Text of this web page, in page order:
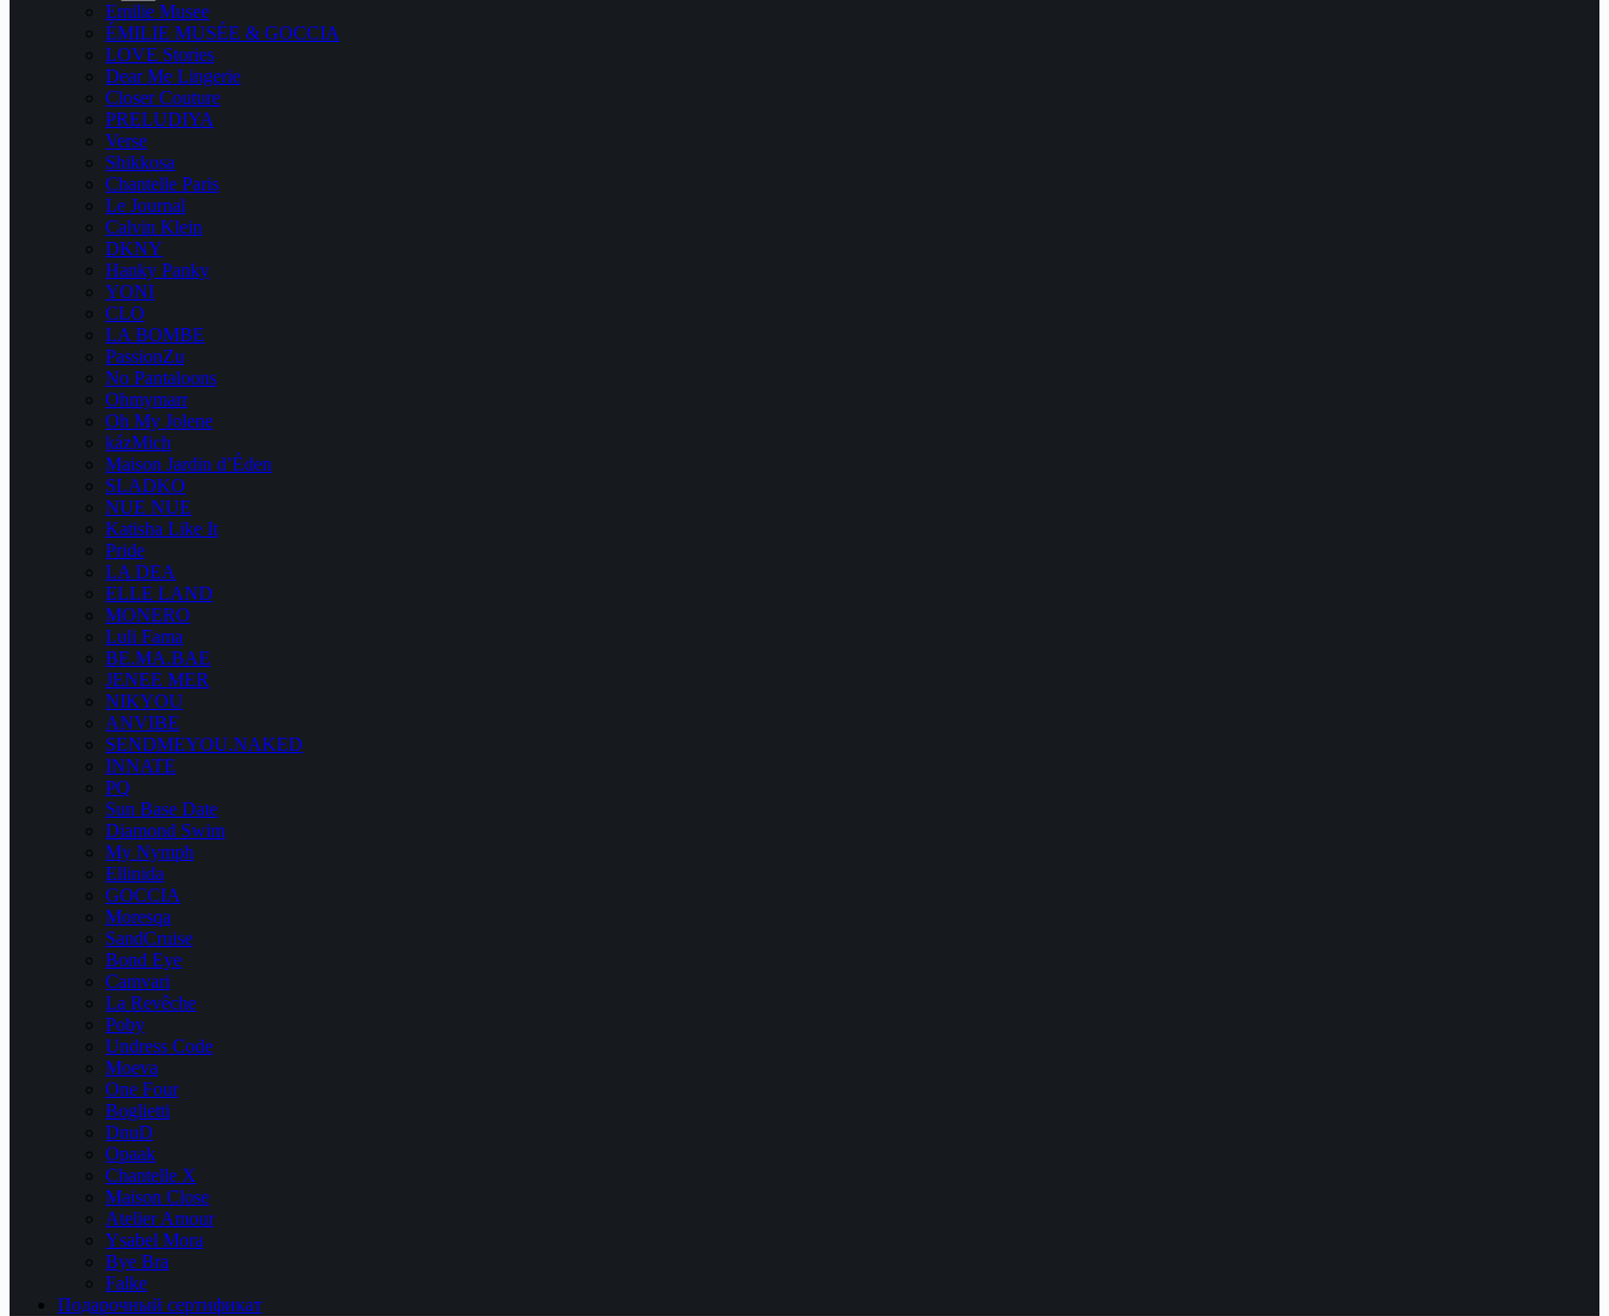
Emilie Musee
ÉMILIE MUSÉE & GOCCIA
LOVE Stories
Dear Me Lingerie
Closer Couture
PRELUDIYA
Verse
Shikkosa
Chantelle Paris
Le Journal
Calvin Klein
DKNY
Hanky Panky
YONI
CLO
LA BOMBE
PassionZu
No Pantaloons
Ohmymarr
Oh My Jolene
kázMich
Maison Jardin d’Éden
SLADKO
NUE NUE
Katisha Like It
Pride
LA DEA
ELLE LAND
MONERO
Luli Fama
BE.MA.BAE
JENEE MER
NIKYOU
ANVIBE
SENDMEYOU.NAKED
INNATE
PQ
Sun Base Date
Diamond Swim
My Nymph
Ellinida
GOCCIA
Moresqa
SandCruise
Bond Eye
Camvari
La Revêche
Poby
Undress Code
Moeva
One Four
Boglietti
DnuD
Opaak
Chantelle X
Maison Close
Atelier Amour
Ysabel Mora
Bye Bra
Falke
Подарочный сертификат